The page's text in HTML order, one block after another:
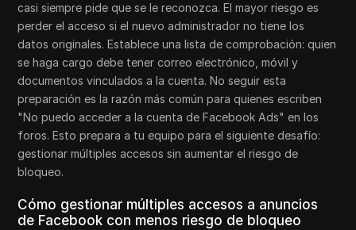
casi siempre pide que se le reconozca. El mayor riesgo es
perder el acceso si el nuevo administrador no tiene los
datos originales. Establece una lista de comprobación: quien
se haga cargo debe tener correo electrónico, móvil y
documentos vinculados a la cuenta. No seguir esta
preparación es la razón más común para quienes escriben
"No puedo acceder a la cuenta de Facebook Ads" en los
foros. Esto prepara a tu equipo para el siguiente desafío:
gestionar múltiples accesos sin aumentar el riesgo de
bloqueo.
Cómo gestionar múltiples accesos a anuncios
de Facebook con menos riesgo de bloqueo